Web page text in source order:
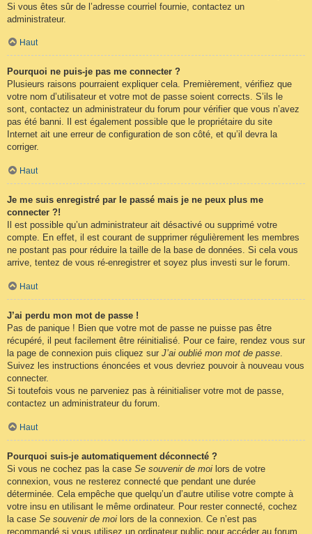
Si vous êtes sûr de l’adresse courriel fournie, contactez un
administrateur.
Haut
Pourquoi ne puis-je pas me connecter ?
Plusieurs raisons pourraient expliquer cela. Premièrement, vérifiez que
votre nom d’utilisateur et votre mot de passe soient corrects. S’ils le
sont, contactez un administrateur du forum pour vérifier que vous n’avez
pas été banni. Il est également possible que le propriétaire du site
Internet ait une erreur de configuration de son côté, et qu’il devra la
corriger.
Haut
Je me suis enregistré par le passé mais je ne peux plus me
connecter ?!
Il est possible qu’un administrateur ait désactivé ou supprimé votre
compte. En effet, il est courant de supprimer régulièrement les membres
ne postant pas pour réduire la taille de la base de données. Si cela vous
arrive, tentez de vous ré-enregistrer et soyez plus investi sur le forum.
Haut
J’ai perdu mon mot de passe !
Pas de panique ! Bien que votre mot de passe ne puisse pas être
récupéré, il peut facilement être réinitialisé. Pour ce faire, rendez vous sur
la page de connexion puis cliquez sur J’ai oublié mon mot de passe.
Suivez les instructions énoncées et vous devriez pouvoir à nouveau vous
connecter.
Si toutefois vous ne parveniez pas à réinitialiser votre mot de passe,
contactez un administrateur du forum.
Haut
Pourquoi suis-je automatiquement déconnecté ?
Si vous ne cochez pas la case Se souvenir de moi lors de votre
connexion, vous ne resterez connecté que pendant une durée
déterminée. Cela empêche que quelqu’un d’autre utilise votre compte à
votre insu en utilisant le même ordinateur. Pour rester connecté, cochez
la case Se souvenir de moi lors de la connexion. Ce n’est pas
recommandé si vous utilisez un ordinateur public pour accéder au forum